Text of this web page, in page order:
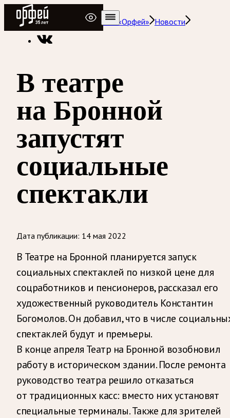
Радио Орфей
Радио классической музыки «Орфей» Новости
В театре
на Бронной
запустят
социальные
спектакли
Дата публикации: 14 мая 2022
В Театре на Бронной планируется запуск
социальных спектаклей по низкой цене для
соцработников и пенсионеров, рассказал его
художественный руководитель Константин
Богомолов. Он добавил, что в числе
спектаклей будут и премьеры.
В конце апреля Театр на Бронной возобновил
работу в историческом здании. После ремонта
руководство театра решило отказаться
от традиционных касс: вместо них установят
специальные терминалы. Также для зрителей